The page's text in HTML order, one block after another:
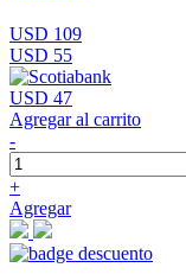
USD 109
USD 55
USD 47
Agregar al carrito
-
+
Agregar